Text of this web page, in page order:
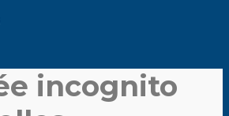
incognito